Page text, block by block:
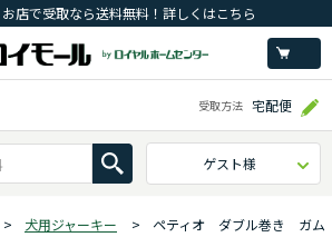
店で受取なら送料無料！詳しくはこちら
受取方法 宅配便
ゲスト様
> 犬用ジャーキー > ペティオ ダブル巻き ガ